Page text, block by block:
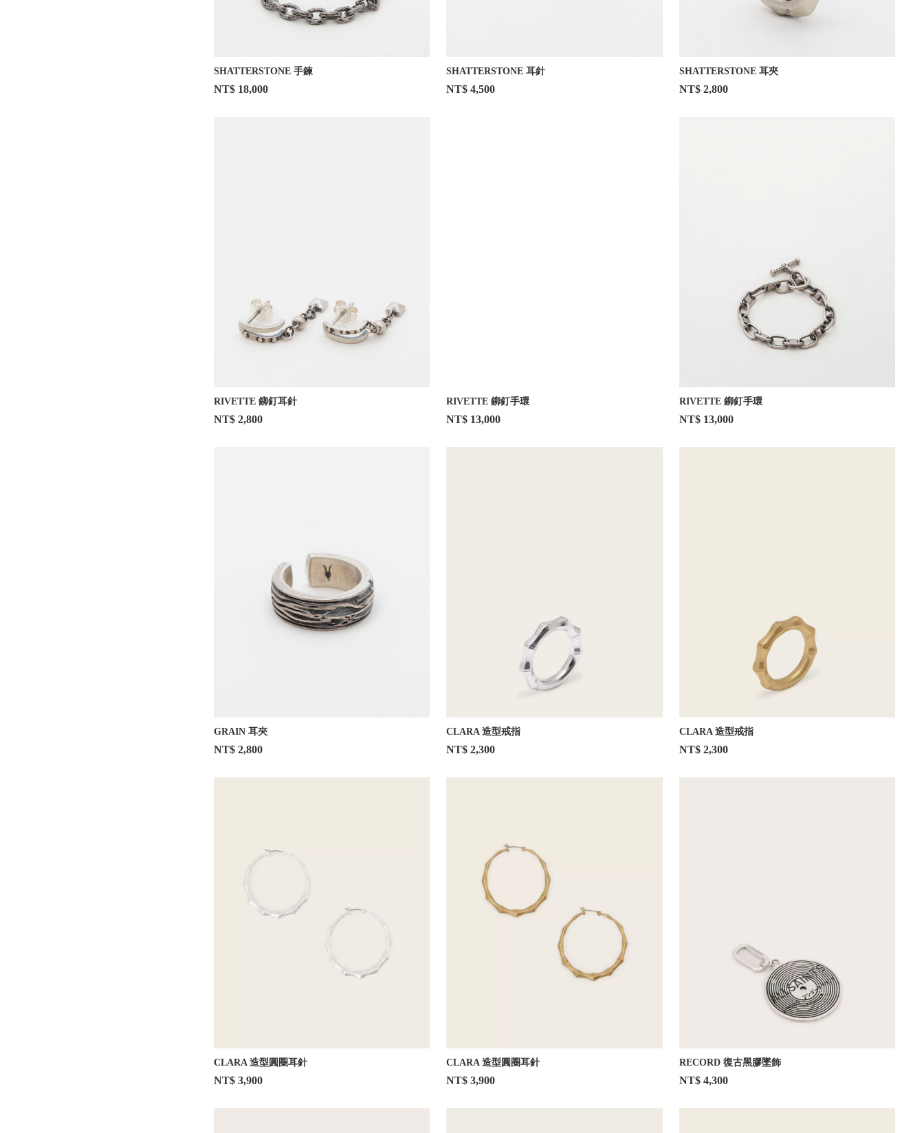
SHATTERSTONE 手鍊
NT$ 18,000
SHATTERSTONE 耳針
NT$ 4,500
SHATTERSTONE 耳夾
NT$ 2,800
RIVETTE 鉚釘耳針
NT$ 2,800
RIVETTE 鉚釘手環
NT$ 13,000
RIVETTE 鉚釘手環
NT$ 13,000
GRAIN 耳夾
NT$ 2,800
CLARA 造型戒指
NT$ 2,300
CLARA 造型戒指
NT$ 2,300
CLARA 造型圓圈耳針
NT$ 3,900
CLARA 造型圓圈耳針
NT$ 3,900
RECORD 復古黑膠墜飾
NT$ 4,300